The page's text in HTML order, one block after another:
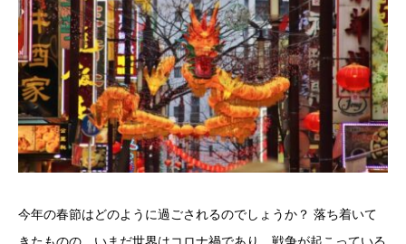
今年の春節はどのように過ごされるのでしょうか？ 落ち着いて
きたものの、いまだ世界はコロナ禍であり、戦争が起こっている